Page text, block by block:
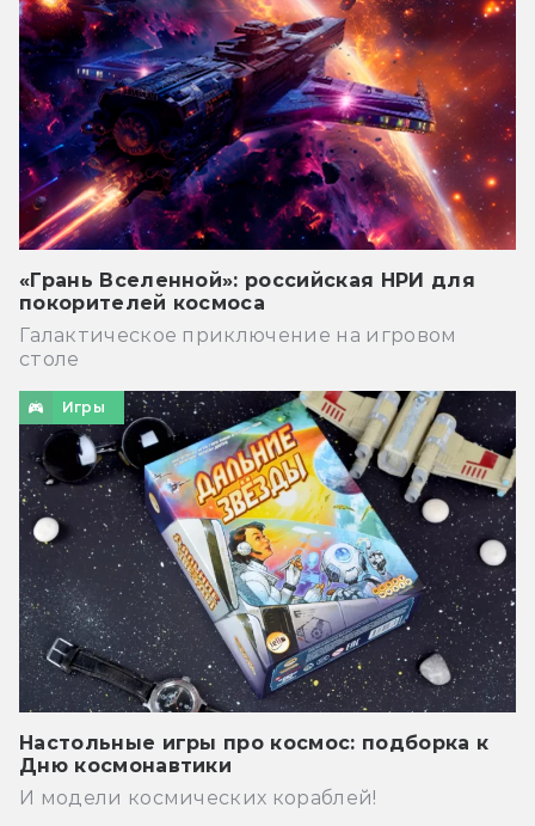
«Грань Вселенной»: российская НРИ для
покорителей космоса
Галактическое приключение на игровом
столе
Игры
Настольные игры про космос: подборка к
Дню космонавтики
И модели космических кораблей!